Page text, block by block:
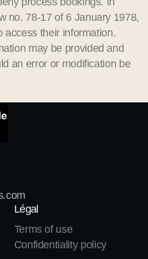
no. 78-17 of 6 January 1978,
access their information.
may be provided and
an error or modification be
Légal
Terms of use
Confidentiality policy